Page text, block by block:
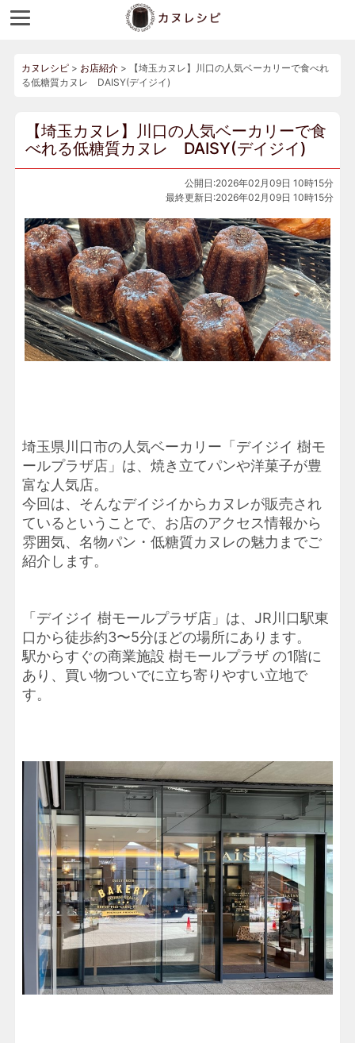
カヌレシピ> お店紹介>
【埼玉カヌレ】川口の人気ベーカリーで食べれ
る低糖質カヌレ DAISY(デイジイ)
【埼玉カヌレ】川口の人気ベーカリーで食
べれる低糖質カヌレ DAISY(デイジイ)
公開日:2026年02月09日 10時15分
最終更新日:2026年02月09日 10時15分
埼玉県川口市の人気ベーカリー「デイジイ 樹モ
ールプラザ店」は、焼き立てパンや洋菓子が豊
富な人気店。
今回は、そんなデイジイからカヌレが販売され
ているということで、お店のアクセス情報から
雰囲気、名物パン・低糖質カヌレの魅力までご
紹介します。
「デイジイ 樹モールプラザ店」は、JR川口駅東
口から徒歩約3〜5分ほどの場所にあります。
駅からすぐの商業施設 樹モールプラザ の1階に
あり、買い物ついでに立ち寄りやすい立地で
す。